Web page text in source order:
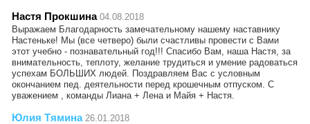
Настя Прокшина 04.08.2018
Выражаем Благодарность замечательному нашему наставнику
Настеньке! Мы (все четверо) были счастливы провести с Вами
этот учебно - познавательный год!!! Спасибо Вам, наша Настя, за
внимательность, теплоту, желание трудиться и умение радоваться
успехам БОЛЬШИХ людей. Поздравляем Вас с условным
окончанием пед. деятельности перед крошечным отпуском. С
уважением , команды Лиана + Лена и Майя + Настя.
Юлия Тямина 26.01.2018